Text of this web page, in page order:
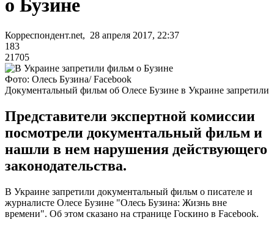
о Бузине
Корреспондент.net, 28 апреля 2017, 22:37
183
21705
Фото: Олесь Бузина/ Facebook
Документальный фильм об Олесе Бузине в Украине запретили
Представители экспертной комиссии
посмотрели документальный фильм и
нашли в нем нарушения действующего
законодательства.
В Украине запретили документальный фильм о писателе и
журналисте Олесе Бузине "Олесь Бузина: Жизнь вне
времени". Об этом сказано на странице Госкино в Facebook.